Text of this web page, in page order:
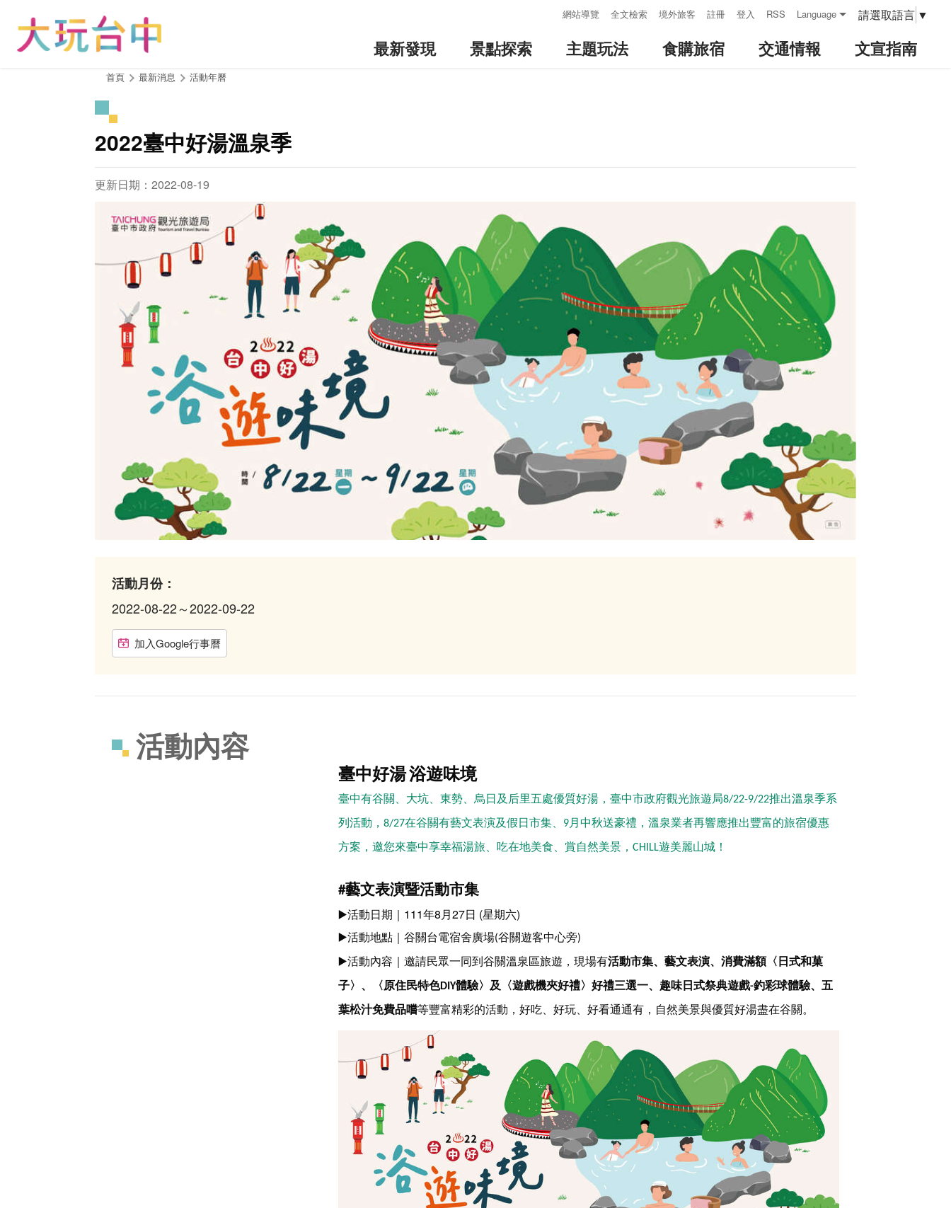
網站導覽 全文檢索 境外旅客 註冊 登入 RSS Language 請選取語言 ▼
最新發現 景點探索 主題玩法 食購旅宿 交通情報 文宣指南
首頁 最新消息 活動年曆
2022臺中好湯溫泉季
更新日期：2022-08-19
活動月份：
2022-08-22～2022-09-22
加入Google行事曆
活動內容
臺中好湯浴遊味境
臺中有谷關、大坑、東勢、烏日及后里五處優質好湯，臺中市政府觀光旅遊局8/22-9/22推出溫泉季系
列活動，8/27在谷關有藝文表演及假日市集、9月中秋送豪禮，溫泉業者再響應推出豐富的旅宿優惠
方案，邀您來臺中享幸福湯旅、吃在地美食、賞自然美景，CHILL遊美麗山城！
#藝文表演暨活動市集
▶活動日期｜111年8月27日 (星期六)
▶活動地點｜谷關台電宿舍廣場(谷關遊客中心旁)
▶活動內容｜邀請民眾一同到谷關溫泉區旅遊，現場有活動市集、藝文表演、消費滿額〈日式和菓
子〉、〈原住民特色DIY體驗〉及〈遊戲機夾好禮〉好禮三選一、趣味日式祭典遊戲-釣彩球體驗、五
葉松汁免費品嚐等豐富精彩的活動，好吃、好玩、好看通通有，自然美景與優質好湯盡在谷關。